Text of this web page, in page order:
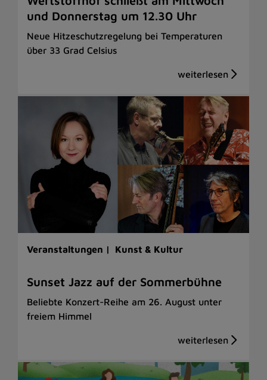
und Donnerstag um 12.30 Uhr
Neue Hitzeschutzregelung bei Temperaturen
über 33 Grad Celsius
Veranstaltungen | Kunst & Kultur
Sunset Jazz auf der Sommerbühne
Beliebte Konzert-Reihe am 26. August unter
freiem Himmel